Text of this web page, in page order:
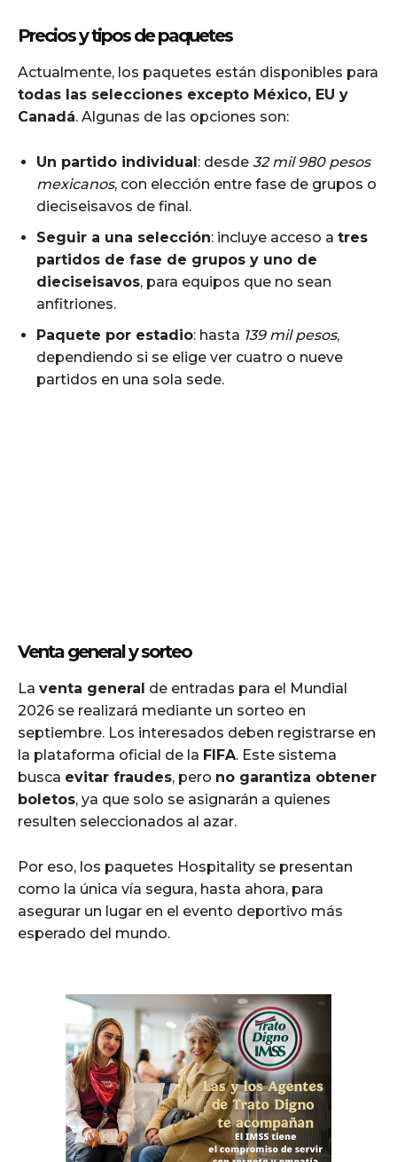
Precios y tipos de paquetes
Actualmente, los paquetes están disponibles para
todas las selecciones excepto México, EU y
Canadá. Algunas de las opciones son:
Un partido individual : desde 32 mil 980 pesos
mexicanos, con elección entre fase de grupos o
dieciseisavos de final.
Seguir a una selección: incluye acceso a tres
partidos de fase de grupos y uno de
dieciseisavos, para equipos que no sean
anfitriones.
Paquete por estadio: hasta 139 mil pesos,
dependiendo si se elige ver cuatro o nueve
partidos en una sola sede.
Venta general y sorteo
La venta general de entradas para el Mundial
2026 se realizará mediante un sorteo en
septiembre. Los interesados deben registrarse en
la plataforma oficial de la FIFA. Este sistema
busca evitar fraudes, pero no garantiza obtener
boletos, ya que solo se asignarán a quienes
resulten seleccionados al azar.
Por eso, los paquetes Hospitality se presentan
como la única vía segura, hasta ahora, para
asegurar un lugar en el evento deportivo más
esperado del mundo.